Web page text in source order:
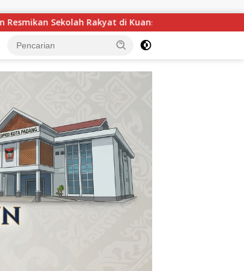
GOW Kuansing Gelar Aksi Donor Darah, Wujud